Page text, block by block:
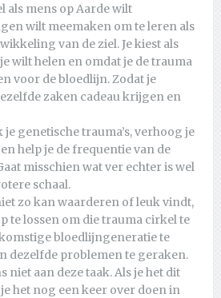
als mens op Aarde wilt
wilt meemaken om te leren als
van de ziel. Je kiest als
wilt helen en omdat je de trauma
voor de bloedlijn. Zodat je
zaken cadeau krijgen en
genetische trauma’s, verhoog je
help je de frequentie van de
misschien wat ver echter is wel
schaal.
zo kan waarderen of leuk vindt,
te lossen om die trauma cirkel te
bloedlijngeneratie te
dezelfde problemen te geraken.
niet aan deze taak. Als je het dit
het nog een keer over doen in